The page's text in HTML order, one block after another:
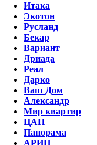
Итака
Экотон
Русланд
Бекар
Вариант
Дриада
Реал
Дарко
Ваш Дом
Александр
Мир квартир
ЦАН
Панорама
АРИН